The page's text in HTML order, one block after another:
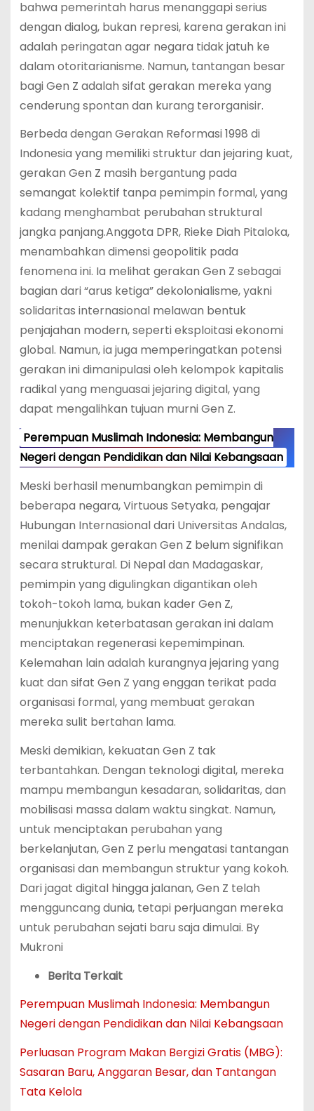
bahwa pemerintah harus menanggapi serius
dengan dialog, bukan represi, karena gerakan ini
adalah peringatan agar negara tidak jatuh ke
dalam otoritarianisme. Namun, tantangan besar
bagi Gen Z adalah sifat gerakan mereka yang
cenderung spontan dan kurang terorganisir.
Berbeda dengan Gerakan Reformasi 1998 di
Indonesia yang memiliki struktur dan jejaring kuat,
gerakan Gen Z masih bergantung pada
semangat kolektif tanpa pemimpin formal, yang
kadang menghambat perubahan struktural
jangka panjang.Anggota DPR, Rieke Diah Pitaloka,
menambahkan dimensi geopolitik pada
fenomena ini. Ia melihat gerakan Gen Z sebagai
bagian dari “arus ketiga” dekolonialisme, yakni
solidaritas internasional melawan bentuk
penjajahan modern, seperti eksploitasi ekonomi
global. Namun, ia juga memperingatkan potensi
gerakan ini dimanipulasi oleh kelompok kapitalis
radikal yang menguasai jejaring digital, yang
dapat mengalihkan tujuan murni Gen Z.
Perempuan Muslimah Indonesia: Membangun
Negeri dengan Pendidikan dan Nilai Kebangsaan
Meski berhasil menumbangkan pemimpin di
beberapa negara, Virtuous Setyaka, pengajar
Hubungan Internasional dari Universitas Andalas,
menilai dampak gerakan Gen Z belum signifikan
secara struktural. Di Nepal dan Madagaskar,
pemimpin yang digulingkan digantikan oleh
tokoh-tokoh lama, bukan kader Gen Z,
menunjukkan keterbatasan gerakan ini dalam
menciptakan regenerasi kepemimpinan.
Kelemahan lain adalah kurangnya jejaring yang
kuat dan sifat Gen Z yang enggan terikat pada
organisasi formal, yang membuat gerakan
mereka sulit bertahan lama.
Meski demikian, kekuatan Gen Z tak
terbantahkan. Dengan teknologi digital, mereka
mampu membangun kesadaran, solidaritas, dan
mobilisasi massa dalam waktu singkat. Namun,
untuk menciptakan perubahan yang
berkelanjutan, Gen Z perlu mengatasi tantangan
organisasi dan membangun struktur yang kokoh.
Dari jagat digital hingga jalanan, Gen Z telah
mengguncang dunia, tetapi perjuangan mereka
untuk perubahan sejati baru saja dimulai. By
Mukroni
Berita Terkait
Perempuan Muslimah Indonesia: Membangun
Negeri dengan Pendidikan dan Nilai Kebangsaan
Perluasan Program Makan Bergizi Gratis (MBG):
Sasaran Baru, Anggaran Besar, dan Tantangan
Tata Kelola